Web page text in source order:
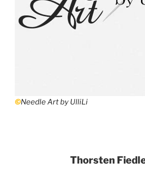
©Needle Art by UlliLi
Thorsten